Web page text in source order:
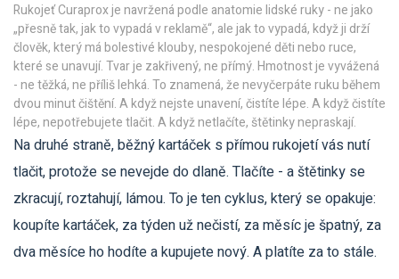
Rukojeť Curaprox je navržená podle anatomie lidské ruky - ne jako
„přesně tak, jak to vypadá v reklamě“, ale jak to vypadá, když ji drží
člověk, který má bolestivé klouby, nespokojené děti nebo ruce,
které se unavují. Tvar je zakřivený, ne přímý. Hmotnost je vyvážená
- ne těžká, ne příliš lehká. To znamená, že nevyčerpáte ruku během
dvou minut čištění. A když nejste unavení, čistíte lépe. A když čistíte
lépe, nepotřebujete tlačit. A když netlačíte, štětinky nepraskají.
Na druhé straně, běžný kartáček s přímou rukojetí vás nutí
tlačit, protože se nevejde do dlaně. Tlačíte - a štětinky se
zkracují, roztahují, lámou. To je ten cyklus, který se opakuje:
koupíte kartáček, za týden už nečistí, za měsíc je špatný, za
dva měsíce ho hodíte a kupujete nový. A platíte za to stále.